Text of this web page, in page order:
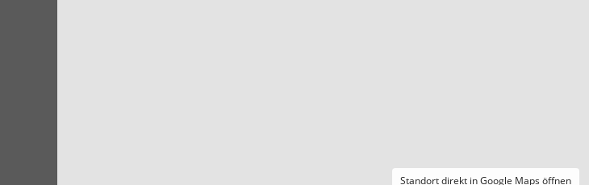
Standort direkt in Google Maps öffnen